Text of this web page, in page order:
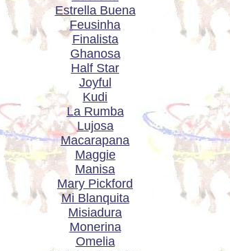
Estrella Buena
Feusinha
Finalista
Ghanosa
Half Star
Joyful
Kudi
La Rumba
Lujosa
Macarapana
Maggie
Manisa
Mary Pickford
Mi Blanquita
Misiadura
Monerina
Omelia